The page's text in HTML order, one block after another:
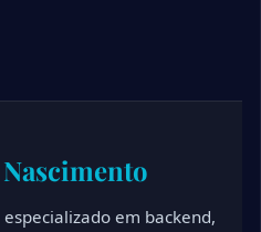
Nascimento
em backend,